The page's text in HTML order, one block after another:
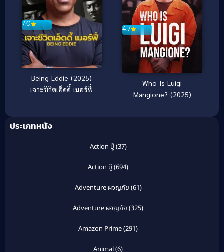
7.0
Being Eddie (2025)
เจาะชีวิตเอ็ดดี้ เมอร์ฟี่
4.7
Who Is Luigi
Mangione? (2025)
ประเภทหนัง
Action บู๊(37)
Action บู๊(694)
Adventure ผจญภัย (61)
Adventure ผจญภัย (325)
Amazon Prime(291)
Animal(6)